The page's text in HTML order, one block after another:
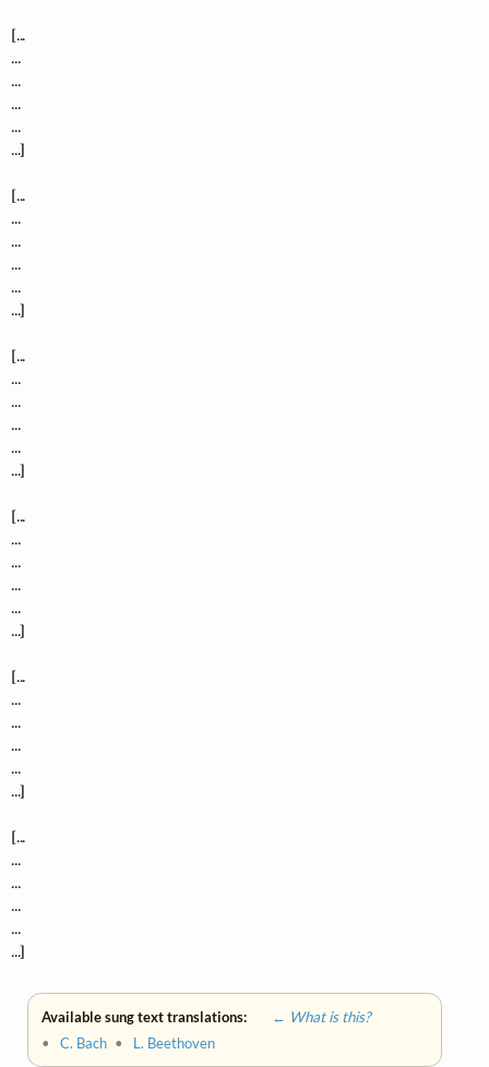
[...
...
...
...
...
...]
[...
...
...
...
...
...]
[...
...
...
...
...
...]
[...
...
...
...
...
...]
[...
...
...
...
...
...]
[...
...
...
...
...
...]
Available sung text translations:
← What is this?
•C. Bach • L. Beethoven